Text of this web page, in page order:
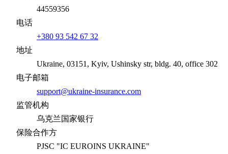
44559356
电话
+380 93 542 67 32
地址
Ukraine, 03151, Kyiv, Ushinsky str, bldg. 40, office 302
电子邮箱
support@ukraine-insurance.com
监管机构
乌克兰国家银行
保险合作方
PJSC "IC EUROINS UKRAINE"